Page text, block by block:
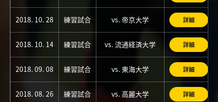
2018. 10. 28 練習試合 vs. 帝京大学 詳細
2018. 10. 14 練習試合 vs. 流通経済大学 詳細
2018. 09. 08 練習試合 vs. 東海大学 詳細
2018. 08. 26 練習試合 vs. 高麗大学 詳細